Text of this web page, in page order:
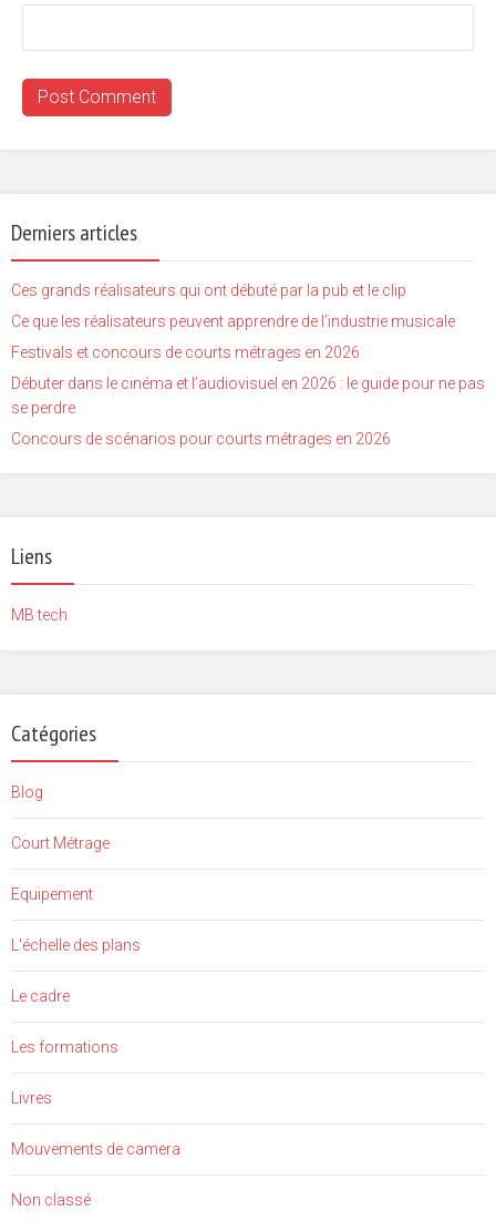
Derniers articles
Ces grands réalisateurs qui ont débuté par la pub et le clip
Ce que les réalisateurs peuvent apprendre de l’industrie musicale
Festivals et concours de courts métrages en 2026
Débuter dans le cinéma et l’audiovisuel en 2026 : le guide pour ne pas
se perdre
Concours de scénarios pour courts métrages en 2026
Liens
MB tech
Catégories
Blog
Court Métrage
Equipement
L'échelle des plans
Le cadre
Les formations
Livres
Mouvements de camera
Non classé